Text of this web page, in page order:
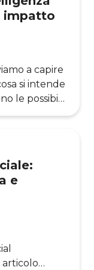
con
e
obiettivi, ma
del
v
impatto
a capire
si intende
le possibili
la
Artificial
nt
,
il settore in
e
articolo